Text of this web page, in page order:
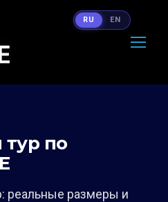
по
реальные размеры и
RU EN